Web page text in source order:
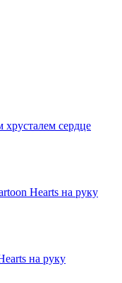
сердце
Hearts на руку
на руку